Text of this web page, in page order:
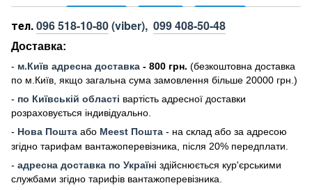
тел.096 518-10-80(viber), 099 408-50-48
Доставка:
- м.Київ адресна доставка - 800 грн. (безкоштовна доставка
по м.Київ, якщо загальна сума замовлення більше 20000 грн .)
- по Київській області вартість адресної доставки
розраховується індивідуально.
- Нова Пошта або Meest Пошта - на склад або за адресою
згідно тарифам вантажоперевізника, після 20% передплати.
- адресна доставка по Україні здійснюється кур'єрськими
службами згідно тарифів вантажоперевізника.